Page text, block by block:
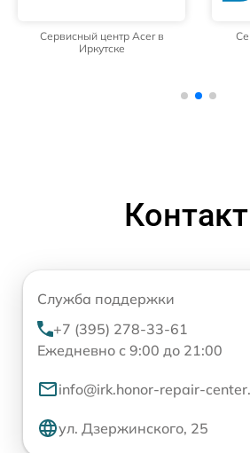
Сервисный центр Acer в
Иркутске
Служба поддержки
+7 (395) 278-33-61
Ежедневно с 9:00 до 21:00
info@irk.honor-repair-
ул. Дзержинского, 25